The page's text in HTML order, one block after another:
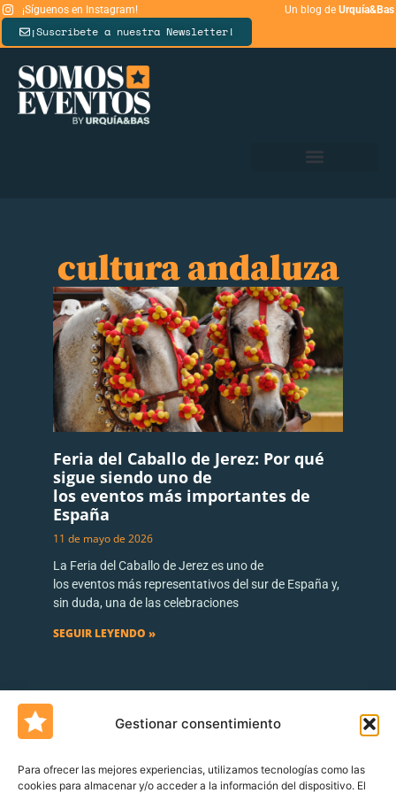
Gestionar consentimiento
Para ofrecer las mejores experiencias, utilizamos tecnologías como las
cookies para almacenar y/o acceder a la información del dispositivo. El
¡Síguenos en Instagram! Un blog de Urquía&Bas
¡Suscríbete a nuestra Newsletter!
cultura andaluza
Feria del Caballo de Jerez: Por qué
sigue siendo uno de
los eventos más importantes de
España
11 de mayo de 2026
La Feria del Caballo de Jerez es uno de
los eventos más representativos del sur de España y,
sin duda, una de las celebraciones
SEGUIR LEYENDO »